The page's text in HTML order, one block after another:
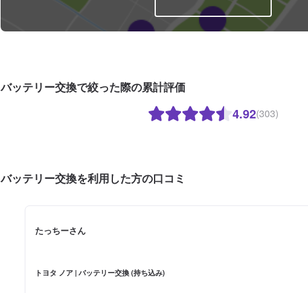
バッテリー交換で絞った際の累計評価
4.92(303)
バッテリー交換を利用した方の口コミ
たっちーさん
トヨタ ノア | バッテリー交換 (持ち込み)